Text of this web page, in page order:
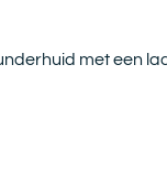
met een